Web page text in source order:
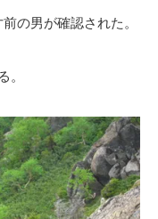
の男が確認された。
。